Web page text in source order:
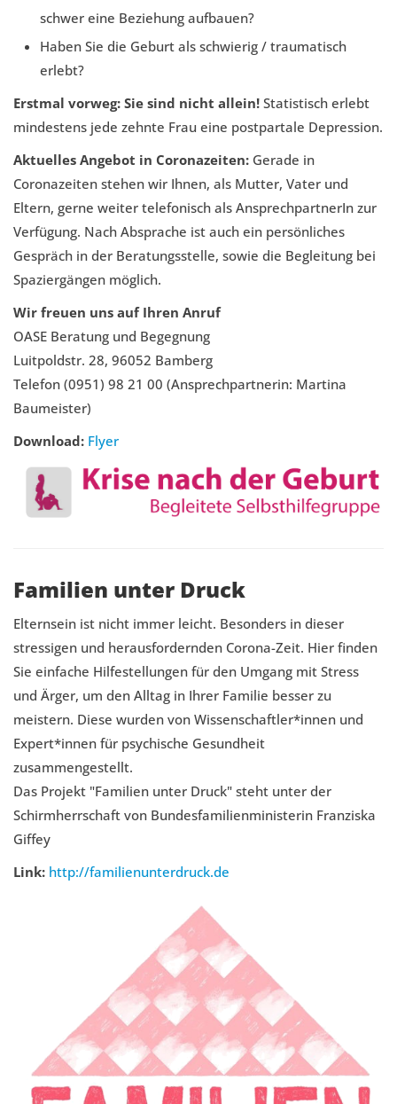
schwer eine Beziehung aufbauen?
Haben Sie die Geburt als schwierig / traumatisch
erlebt?
Erstmal vorweg: Sie sind nicht allein! Statistisch erlebt
mindestens jede zehnte Frau eine postpartale Depression.
Aktuelles Angebot in Coronazeiten: Gerade in
Coronazeiten stehen wir Ihnen, als Mutter, Vater und
Eltern, gerne weiter telefonisch als AnsprechpartnerIn zur
Verfügung. Nach Absprache ist auch ein persönliches
Gespräch in der Beratungsstelle, sowie die Begleitung bei
Spaziergängen möglich.
Wir freuen uns auf Ihren Anruf
OASE Beratung und Begegnung
Luitpoldstr. 28, 96052 Bamberg
Telefon (0951) 98 21 00 (Ansprechpartnerin: Martina
Baumeister)
Download: Flyer
Familien unter Druck
Elternsein ist nicht immer leicht. Besonders in dieser
stressigen und herausfordernden Corona-Zeit. Hier finden
Sie einfache Hilfestellungen für den Umgang mit Stress
und Ärger, um den Alltag in Ihrer Familie besser zu
meistern. Diese wurden von Wissenschaftler*innen und
Expert*innen für psychische Gesundheit
zusammengestellt.
Das Projekt "Familien unter Druck" steht unter der
Schirmherrschaft von Bundesfamilienministerin Franziska
Giffey
Link: http://familienunterdruck.de